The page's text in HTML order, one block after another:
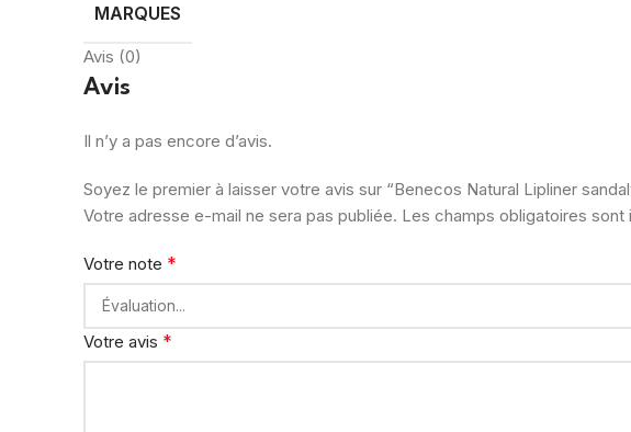
MARQUES
Avis (0)
Avis
Il n’y a pas encore d’avis.
Soyez le premier à laisser votre avis sur “Benecos Natural Lipliner
Votre adresse e-mail ne sera pas publiée. Les champs obligatoires sont
Votre note *
Votre avis *